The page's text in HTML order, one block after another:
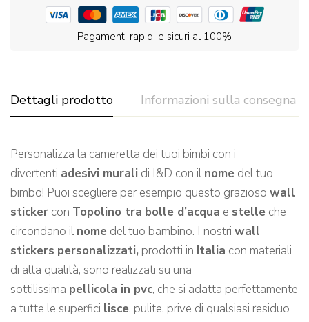
Pagamenti rapidi e sicuri al 100%
Dettagli prodotto Informazioni sulla consegna
Personalizza la cameretta dei tuoi bimbi con i
divertenti adesivi murali di I&D con ilnome del tuo
bimbo! Puoi scegliere per esempio questo grazioso wall
sticker con Topolino tra bolle d’acqua e stelle che
circondano ilnome del tuo bambino. I nostri wall
stickers personalizzati, prodotti in Italia con materiali
di alta qualità, sono realizzati su una
sottilissima pellicola in pvc, che si adatta perfettamente
a tutte le superfici lisce, pulite, prive di qualsiasi residuo